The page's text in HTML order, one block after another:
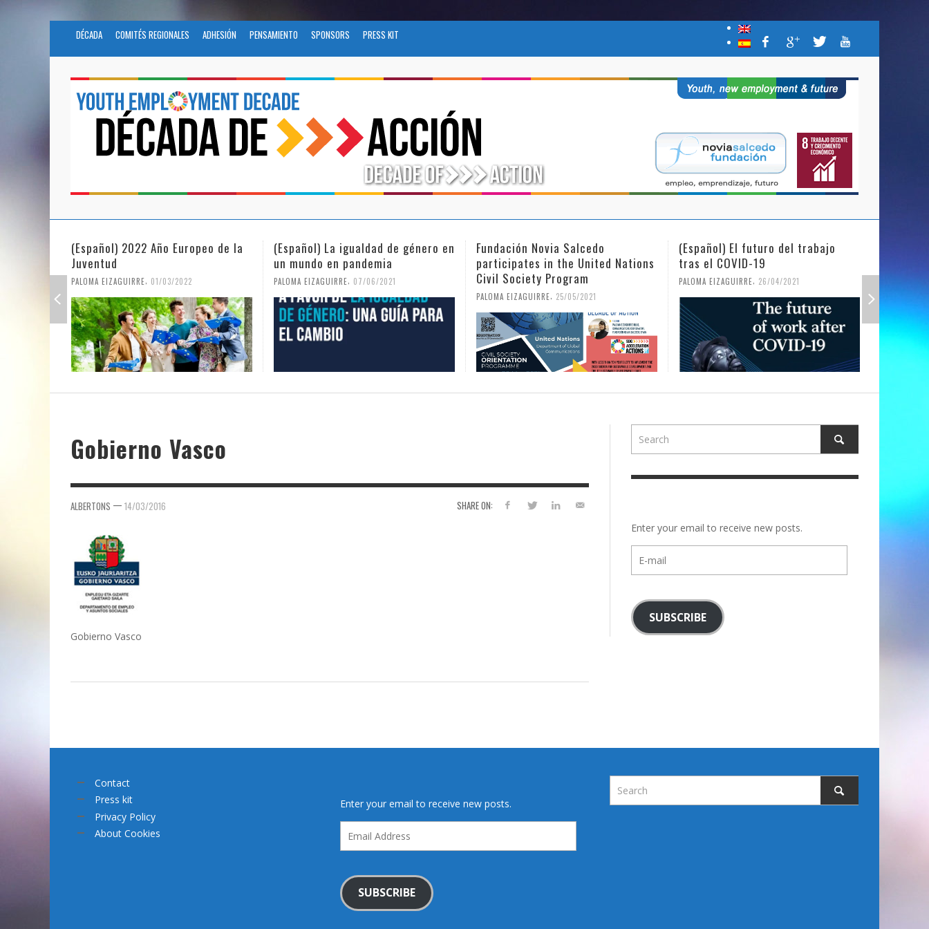
DÉCADA COMITÉS REGIONALES ADHESIÓN PENSAMIENTO SPONSORS PRESS KIT
(Español) 2022 Año Europeo de la
Juventud
PALOMA EIZAGUIRRE 01/03/2022
(Español) La igualdad de género en
un mundo en pandemia
PALOMA EIZAGUIRRE 07/06/2021
Fundación Novia Salcedo
participates in the United Nations
Civil Society Program
PALOMA EIZAGUIRRE 25/05/2021
(Español) El futuro del trabajo
tras el COVID-19
PALOMA EIZAGUIRRE 26/04/2021
Gobierno Vasco
SHARE ON:
ALBERTONS — 14/03/2016
Gobierno Vasco
Enter your email to receive new posts.
mail
SUBSCRIBE
Contact
Press kit
Privacy Policy
About Cookies
Enter your email to receive new posts.
Address
SUBSCRIBE